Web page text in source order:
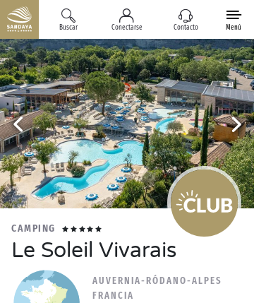
Buscar Conectarse Contacto Menú
CAMPING
Le Soleil Vivarais
AUVERNIA-RÓDANO-ALPES
FRANCIA